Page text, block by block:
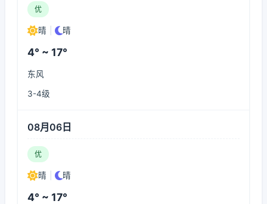
优
晴 晴
4° ~ 17°
东风
3-4级
08月06日
优
晴 晴
4° ~ 17°